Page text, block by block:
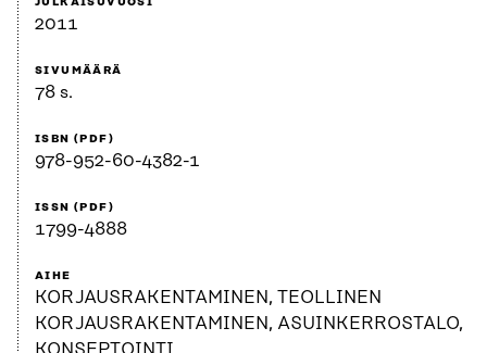
2011
SIVUMÄÄRÄ
78 s.
ISBN (PDF)
978-952-60-4382-1
ISSN (PDF)
1799-4888
AIHE
KORJAUSRAKENTAMINEN, TEOLLINEN
KORJAUSRAKENTAMINEN, ASUINKERROSTALO,